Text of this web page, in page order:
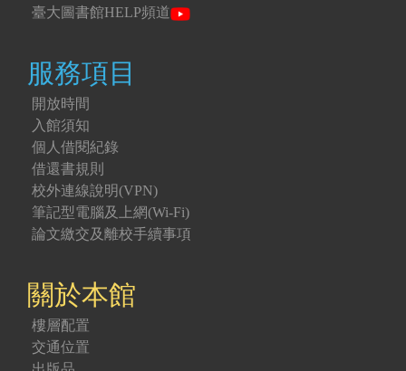
臺大圖書館HELP頻道
服務項目
開放時間
入館須知
個人借閱紀錄
借還書規則
校外連線說明(VPN)
筆記型電腦及上網(Wi-Fi)
論文繳交及離校手續事項
關於本館
樓層配置
交通位置